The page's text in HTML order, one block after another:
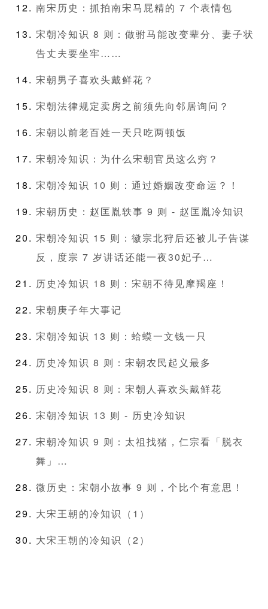
南宋历史：抓拍南宋马屁精的 7 个表情包
宋朝冷知识 8 则：做驸马能改变辈分、妻子状
告丈夫要坐牢……
宋朝男子喜欢头戴鲜花？
宋朝法律规定卖房之前须先向邻居询问？
宋朝以前老百姓一天只吃两顿饭
宋朝冷知识：为什么宋朝官员这么穷？
宋朝冷知识 10 则：通过婚姻改变命运？！
宋朝历史：赵匡胤轶事 9 则 - 赵匡胤冷知识
宋朝冷知识 15 则：徽宗北狩后还被儿子告谋
反，度宗 7 岁讲话还能一夜30妃子…
历史冷知识 18 则：宋朝不待见摩羯座！
宋朝庚子年大事记
宋朝冷知识 13 则：蛤蟆一文钱一只
历史冷知识 8 则：宋朝农民起义最多
历史冷知识 8 则：宋朝人喜欢头戴鲜花
宋朝冷知识 13 则 - 历史冷知识
宋朝冷知识 9 则：太祖找猪，仁宗看「脱衣
舞」…
微历史：宋朝小故事 9 则，个比个有意思！
大宋王朝的冷知识（1）
大宋王朝的冷知识（2）